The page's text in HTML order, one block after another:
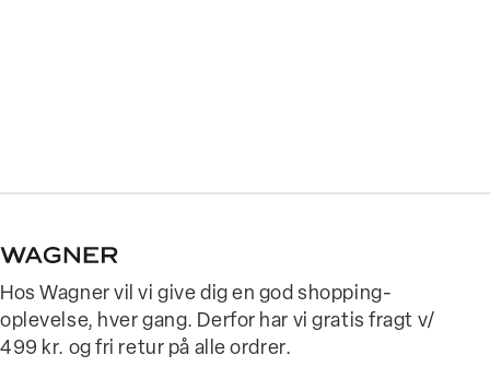
Hos Wagner vil vi give dig en god shopping-
oplevelse, hver gang. Derfor har vi gratis fragt v/
499 kr. og fri retur på alle ordrer.